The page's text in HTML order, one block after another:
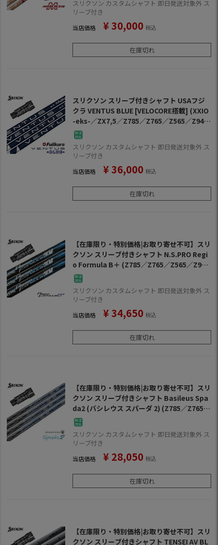
スリクソン カスタムシャフト 即日発送対象外 ス
リーブ付き
当店価格 ¥30,000 税込
在庫切れ
スリクソン スリーブ付きシャフト USAフジ
クラ VENTUS BLUE [VELOCORE搭載] (XXIO
-eks-／ZX7,5／Z785／Z765／Z565／Z945
／Z745／Z545)
スリクソン カスタムシャフト 即日発送対象外 ス
リーブ付き
当店価格 ¥36,000 税込
在庫切れ
【在庫限り・特別価格|お取り寄せ不可】スリ
クソン スリーブ付きシャフト N.S.PRO Regi
o Formula B＋ (Z785／Z765／Z565／Z945
／Z745／Z545／Z925／Z725／Z525／ZF4
5)
スリクソン カスタムシャフト 即日発送対象外 ス
リーブ付き
当店価格 ¥34,650 税込
在庫切れ
【在庫限り・特別価格|お取り寄せ不可】スリ
クソン スリーブ付きシャフト Basileus Spa
da2 (バシレウス スパーダ 2) (Z785／Z765／
Z565／Z945／Z745／Z545／Z925／Z725／
Z525／ZF45)
スリクソン カスタムシャフト 即日発送対象外 ス
リーブ付き
当店価格 ¥ 28,050 税込
在庫切れ
【在庫限り・特別価格|お取り寄せ不可】スリ
クソン スリーブ付きシャフト TENSEI AV BL